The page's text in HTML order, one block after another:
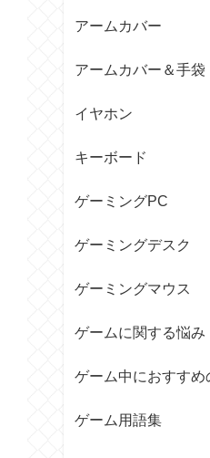
アームカバー
アームカバー＆手袋
イヤホン
キーボード
ゲーミングPC
ゲーミングデスク
ゲーミングマウス
ゲームに関する悩み
ゲーム中におすすめ
ゲーム用語集